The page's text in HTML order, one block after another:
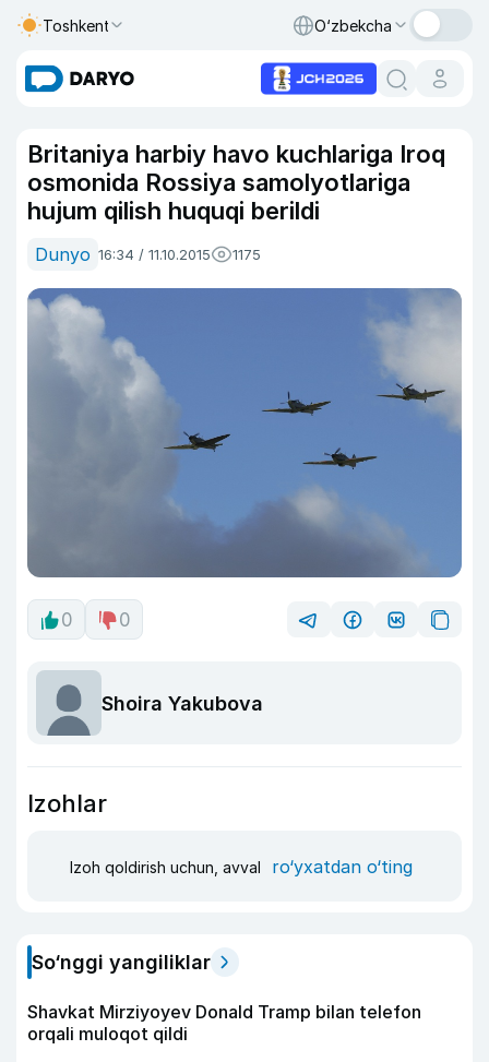
Toshkent O‘zbekcha
Britaniya harbiy havo kuchlariga Iroq
osmonida Rossiya samolyotlariga
hujum qilish huquqi berildi
Dunyo 16:34 / 11.10.2015 1175
0 0
Shoira Yakubova
Izohlar
Izoh qoldirish uchun, avval ro‘yxatdan o‘ting
So‘nggi yangiliklar
Shavkat Mirziyoyev Donald Tramp bilan telefon
orqali muloqot qildi